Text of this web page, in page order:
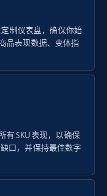
reviews, and
new products by
Gtin,
reviews, and
制仪表盘，确保你始
品表现数据、变体指
有 SKU 表现，以确保
口，并保持最佳数字